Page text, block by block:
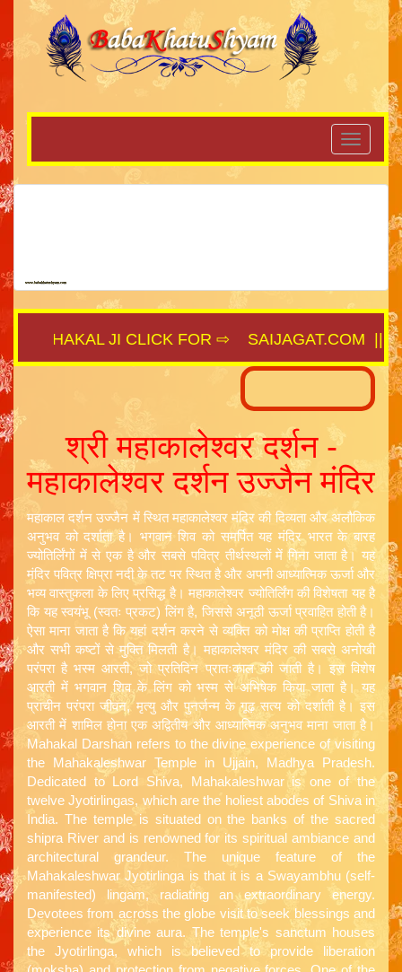
JI CLICK FOR ⇨ SAIJAGAT.COM||
श्री महाकालेश्वर दर्शन -
महाकालेश्वर दर्शन उज्जैन मंदिर
महाकाल दर्शन उज्जैन में स्थित महाकालेश्वर मंदिर की दिव्यता और अलौकिक
अनुभव को दर्शाता है। भगवान शिव को समर्पित यह मंदिर भारत के बारह
ज्योतिर्लिंगों में से एक है और सबसे पवित्र तीर्थस्थलों में गिना जाता है। यह
मंदिर पवित्र क्षिप्रा नदी के तट पर स्थित है और अपनी आध्यात्मिक ऊर्जा और
भव्य वास्तुकला के लिए प्रसिद्ध है। महाकालेश्वर ज्योतिर्लिंग की विशेषता यह है
कि यह स्वयंभू (स्वतः प्रकट) लिंग है, जिससे अनूठी ऊर्जा प्रवाहित होती है।
ऐसा माना जाता है कि यहां दर्शन करने से व्यक्ति को मोक्ष की प्राप्ति होती है
और सभी कष्टों से मुक्ति मिलती है। महाकालेश्वर मंदिर की सबसे अनोखी
परंपरा है भस्म आरती, जो प्रतिदिन प्रातःकाल की जाती है। इस विशेष
आरती में भगवान शिव के लिंग को भस्म से अभिषेक किया जाता है। यह
प्राचीन परंपरा जीवन, मृत्यु और पुनर्जन्म के गूढ़ सत्य को दर्शाती है। इस
आरती में शामिल होना एक अद्वितीय और आध्यात्मिक अनुभव माना जाता है।
Mahakal Darshan refers to the divine experience of visiting
the Mahakaleshwar Temple in Ujjain, Madhya Pradesh.
Dedicated to Lord Shiva, Mahakaleshwar is one of the
twelve Jyotirlingas, which are the holiest abodes of Shiva in
India. The temple is situated on the banks of the sacred
shipra River and is renowned for its spiritual ambiance and
architectural grandeur. The unique feature of the
Mahakaleshwar Jyotirlinga is that it is a Swayambhu (self-
manifested) lingam, radiating an extraordinary energy.
Devotees from across the globe visit to seek blessings and
experience its divine aura. The temple's sanctum houses
the Jyotirlinga, which is believed to provide liberation